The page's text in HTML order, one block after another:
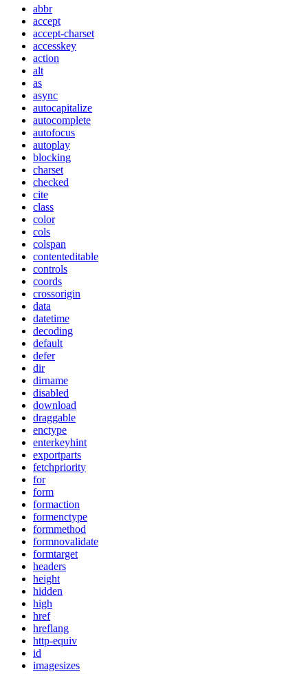
abbr
accept
accept-charset
accesskey
action
alt
as
async
autocapitalize
autocomplete
autofocus
autoplay
blocking
charset
checked
cite
class
color
cols
colspan
contenteditable
controls
coords
crossorigin
data
datetime
decoding
default
defer
dir
dirname
disabled
download
draggable
enctype
enterkeyhint
exportparts
fetchpriority
for
form
formaction
formenctype
formmethod
formnovalidate
formtarget
headers
height
hidden
high
href
hreflang
http-equiv
id
imagesizes